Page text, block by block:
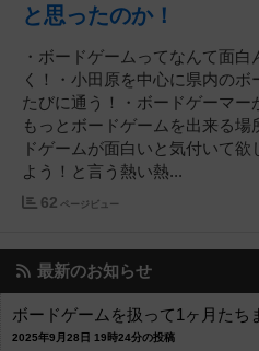
と思ったのか！
・ボードゲームってなんて面
く！・小田原を中心に県内の
たびに通う！・ボードゲーマー
もっとボードゲームを出来る
ドゲームが面白いと気付いて
よう！と言う熱い熱...
62 ページビュー
最新のお知らせ
ボードゲームを扱って1ヶ月たち
2025年9月28日 19時24分の投稿